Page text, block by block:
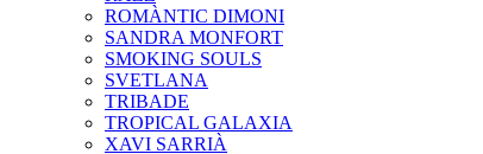
ROMÀNTIC DIMONI
SANDRA MONFORT
SMOKING SOULS
SVETLANA
TRIBADE
TROPICAL GALAXIA
XAVI SARRIÀ